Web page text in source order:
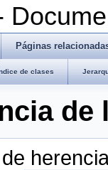
Páginas
de clases
de